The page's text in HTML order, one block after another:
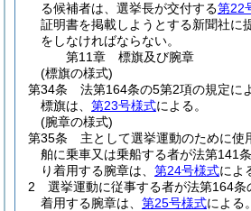
る候補者は、選挙長が交付する第22
証明書を掲載しようとする新聞社に
をしなければならない。
第11章
標旗及び腕章
(標旗の様式)
第34条
法第164条の5第2項の規定に
標旗は、 第23号様式による。
(腕章の様式)
第35条
主として選挙運動のために使
舶に乗車又は乗船する者が法第141
り着用する腕章は、 第24号様式によ
2
選挙運動に従事する者が法第164条
着用する腕章は、 第25号様式による。